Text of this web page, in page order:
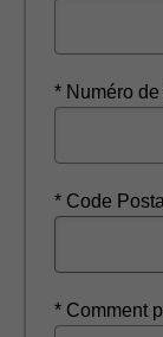
* Numéro
* Code Postal
* Comment